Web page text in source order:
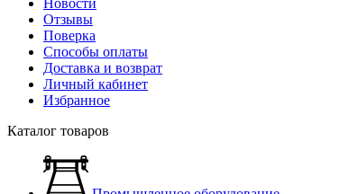
Новости
Отзывы
Поверка
Способы оплаты
Доставка и возврат
Личный кабинет
Избранное
Каталог товаров